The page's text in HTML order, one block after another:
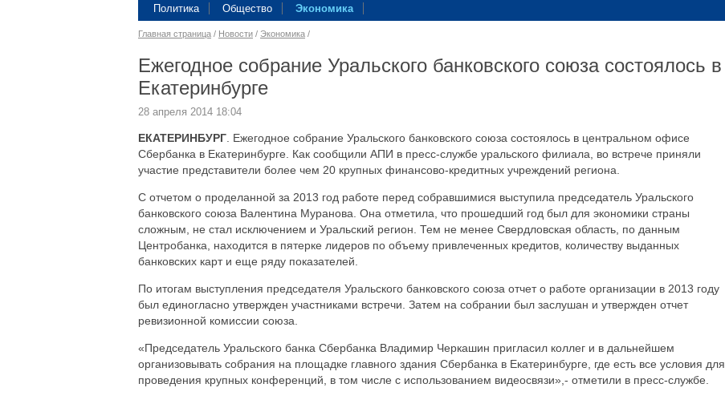
Политика Общество Экономика
Главная страница / Новости / Экономика /
Ежегодное собрание Уральского банковского союза состоялось в
Екатеринбурге
28 апреля 2014 18:04
ЕКАТЕРИНБУРГ . Ежегодное собрание Уральского банковского союза состоялось в центральном офисе
Сбербанка в Екатеринбурге. Как сообщили АПИ в пресс-службе уральского филиала, во встрече приняли
участие представители более чем 20 крупных финансово-кредитных учреждений региона.
С отчетом о проделанной за 2013 год работе перед собравшимися выступила председатель Уральского
банковского союза Валентина Муранова. Она отметила, что прошедший год был для экономики страны
сложным, не стал исключением и Уральский регион. Тем не менее Свердловская область, по данным
Центробанка, находится в пятерке лидеров по объему привлеченных кредитов, количеству выданных
банковских карт и еще ряду показателей.
По итогам выступления председателя Уральского банковского союза отчет о работе организации в 2013 году
был единогласно утвержден участниками встречи. Затем на собрании был заслушан и утвержден отчет
ревизионной комиссии союза.
«Председатель Уральского банка Сбербанка Владимир Черкашин пригласил коллег и в дальнейшем
организовывать собрания на площадке главного здания Сбербанка в Екатеринбурге, где есть все условия для
проведения крупных конференций, в том числе с использованием видеосвязи»,- отметили в пресс-службе.